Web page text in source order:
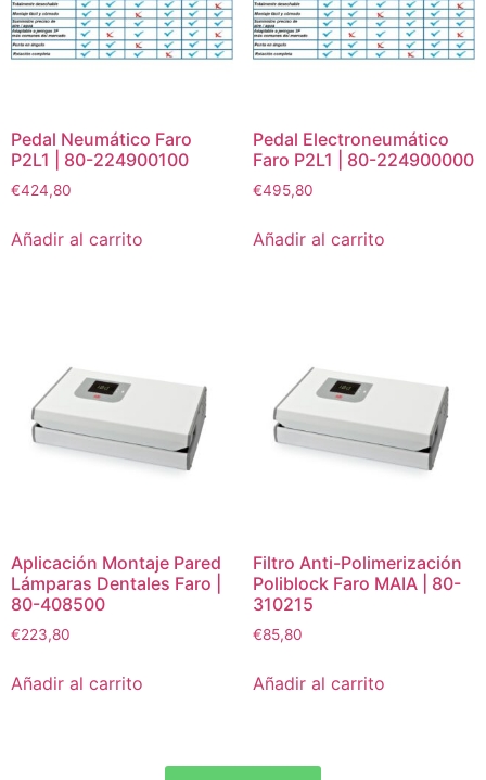
Pedal Neumático Faro
P2L1 | 80-224900100
€424,80
Añadir al carrito
Pedal Electroneumático
Faro P2L1 | 80-224900000
€495,80
Añadir al carrito
Aplicación Montaje Pared
Lámparas Dentales Faro |
80-408500
€223,80
Añadir al carrito
Filtro Anti-Polimerización
Poliblock Faro MAIA | 80-
310215
€85,80
Añadir al carrito